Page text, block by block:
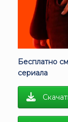
Бесплатно
сериала